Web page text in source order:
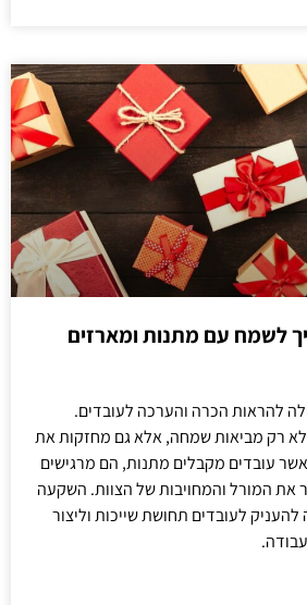
לשמח עם מתנות ומארזים
להראות הכרה והערכה לעובדים.
לא רק מביאות שמחה, אלא גם מחזקות את
עובדים מקבלים מתנות, הם מרגישים
את המורל והמחויבות של הצוות. השקעה
להעניק לעובדים תחושת שייכות וליצור